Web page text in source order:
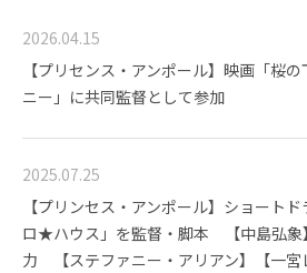
2026.04.15
【プリセンス・アンポール】映画「桜
ニー」に共同監督として参加
2025.07.25
【プリンセス・アンポール】ショート
ロ★ハウス」を監督・脚本 【中島弘象
力 【ステファニー・アリアン】【一宮